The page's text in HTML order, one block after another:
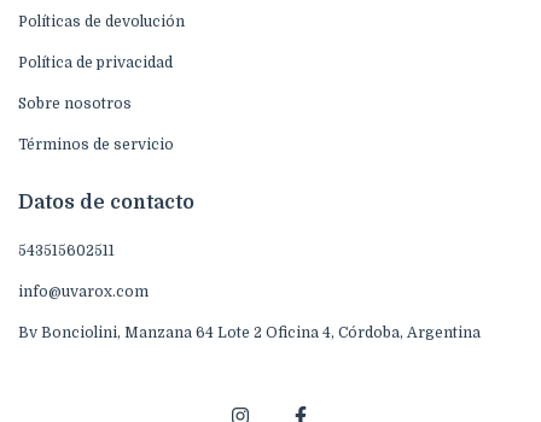
Políticas de devolución
Política de privacidad
Sobre nosotros
Términos de servicio
Datos de contacto
543515602511
info@uvarox.com
Bv Bonciolini, Manzana 64 Lote 2 Oficina 4, Córdoba, Argentina